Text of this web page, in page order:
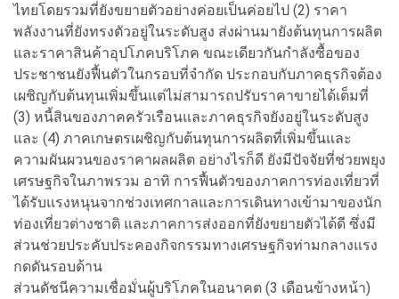
ไทยโดยรวมที่ยังขยายตัวอย่างค่อยเป็นค่อยไป (2) ราคา
พลังงานที่ยังทรงตัวอยู่ในระดับสูง ส่งผ่านมายังต้นทุนการผลิต
และราคาสินค้าอุปโภคบริโภค ขณะเดียวกันกำลังซื้อของ
ประชาชนยังฟื้นตัวในกรอบที่จำกัด ประกอบกับภาคธุรกิจต้อง
เผชิญกับต้นทุนเพิ่มขึ้นแต่ไม่สามารถปรับราคาขายได้เต็มที่
(3) หนี้สินของภาคครัวเรือนและภาคธุรกิจยังอยู่ในระดับสูง
และ (4) ภาคเกษตรเผชิญกับต้นทุนการผลิตที่เพิ่มขึ้นและ
ความผันผวนของราคาผลผลิต อย่างไรก็ดี ยังมีปัจจัยที่ช่วยพยุง
เศรษฐกิจในภาพรวม อาทิ การฟื้นตัวของภาคการท่องเที่ยวที่
ได้รับแรงหนุนจากช่วงเทศกาลและการเดินทางเข้ามาของนัก
ท่องเที่ยวต่างชาติ และภาคการส่งออกที่ยังขยายตัวได้ดี ซึ่งมี
ส่วนช่วยประคับประคองกิจกรรมทางเศรษฐกิจท่ามกลางแรง
กดดันรอบด้าน
ส่วนดัชนีความเชื่อมั่นผู้บริโภคในอนาคต (3 เดือนข้างหน้า)